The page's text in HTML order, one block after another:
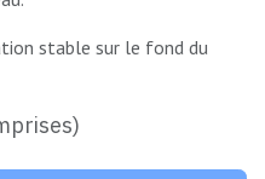
stable sur le fond du